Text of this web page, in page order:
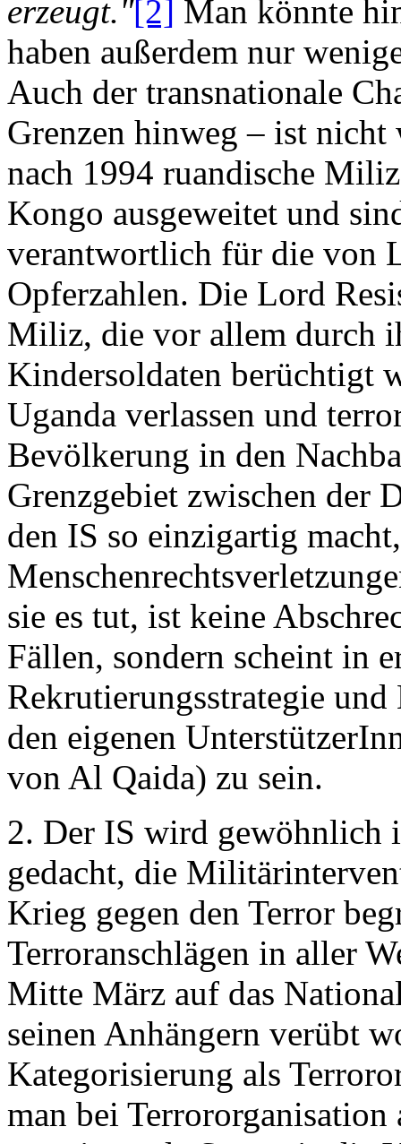
erzeugt."[2] Man könnte
haben außerdem nur
Auch der transnationale
Grenzen hinweg – ist
nach 1994 ruandische
Kongo ausgeweitet und
verantwortlich für die von
Opferzahlen. Die Lord
Miliz, die vor allem durch
Kindersoldaten berüchtigt
Uganda verlassen und
Bevölkerung in den
Grenzgebiet zwischen der
den IS so einzigartig
sie es tut, ist keine
Fällen, sondern scheint in
Rekrutierungsstrategie
den eigenen
von Al Qaida) zu sein.
2. Der IS wird gewöhnlich
gedacht, die
Krieg gegen den Terror
Terroranschlägen in aller
Mitte März auf das
seinen Anhängern verübt
Kategorisierung als
man bei